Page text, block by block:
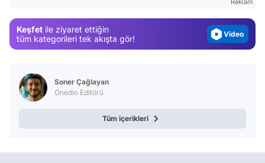
Reklam
Keşfet ile ziyaret ettiğin
tüm kategorileri tek akışta gör!
Video
Soner Çağlayan
Onedio Editörü
Tüm içerikleri